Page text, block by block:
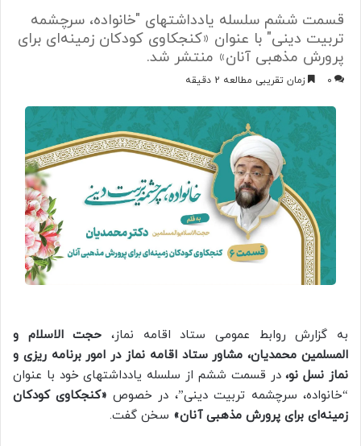
قسمت ششم سلسله یادداشتهای "خانواده، سرچشمه
تربیت دینی" با عنوان «کنجکاوی کودکان زمینه‌ای برای
پرورش مذهبی آنان» منتشر شد.
0 زمان تقریبی مطالعه 2 دقیقه
به گزارش روابط عمومی ستاد اقامه نماز، حجت الاسلام و
المسلمین محمدیان، مشاور ستاد اقامه نماز در امور برنامه ریزی و
نماز نسل نو،در قسمت ششم از سلسله یادداشتهای خود با عنوان
“خانواده، سرچشمه تربیت دینی”، در خصوص «کنجکاوی کودکان
زمینه‌ای برای پرورش مذهبی آنان» سخن گفت.